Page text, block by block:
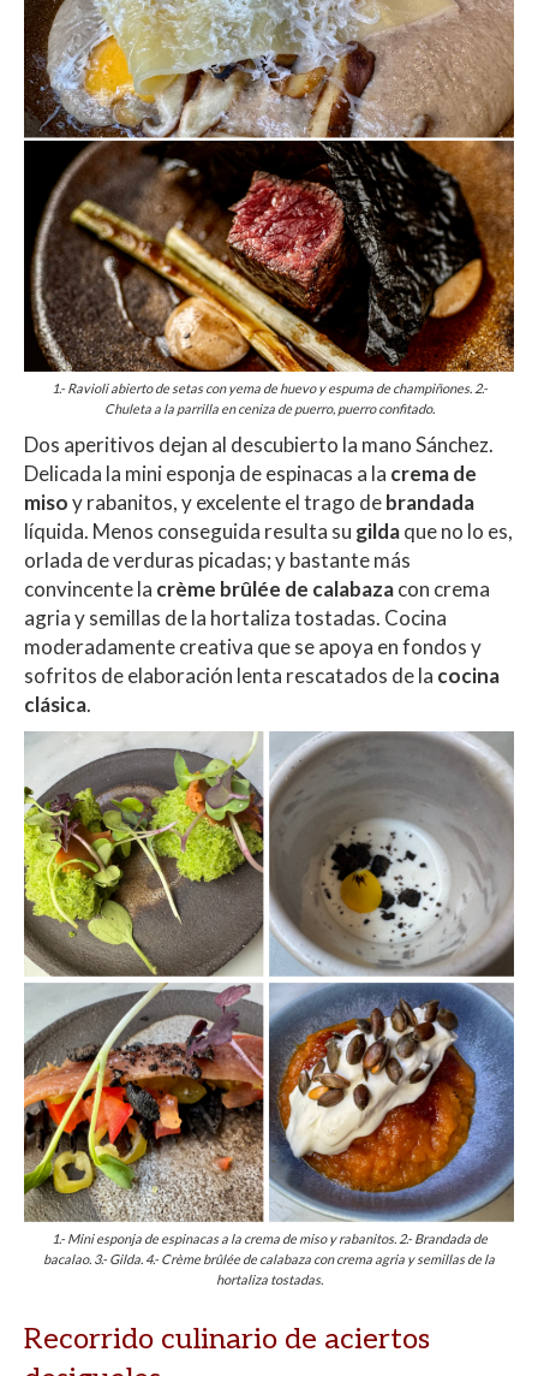
1.- Ravioli abierto de setas con yema de huevo y espuma de champiñones. 2.-
Chuleta a la parrilla en ceniza de puerro, puerro confitado.
Dos aperitivos dejan al descubierto la mano Sánchez.
Delicada la mini esponja de espinacas a la crema de
misoy rabanitos, y excelente el trago debrandada
líquida. Menos conseguida resulta su gildaque no lo es,
orlada de verduras picadas; y bastante más
convincente la crème brûlée de calabazacon crema
agria y semillas de la hortaliza tostadas. Cocina
moderadamente creativa que se apoya en fondos y
sofritos de elaboración lenta rescatados de la cocina
clásica.
1.- Mini esponja de espinacas a la crema de miso y rabanitos. 2.- Brandada de
bacalao. 3.- Gilda. 4.- Crème brûlée de calabaza con crema agria y semillas de la
hortaliza tostadas.
Recorrido culinario de aciertos